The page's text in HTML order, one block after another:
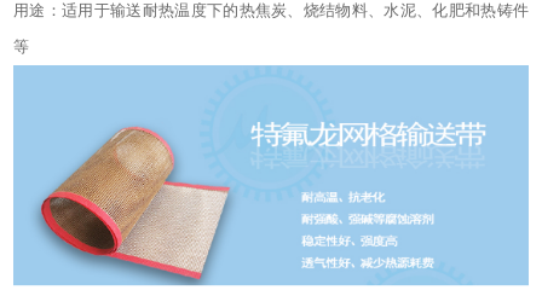
用途：适用于输送耐热温度下的热焦炭、烧结物料、水泥、化肥和热铸件
等